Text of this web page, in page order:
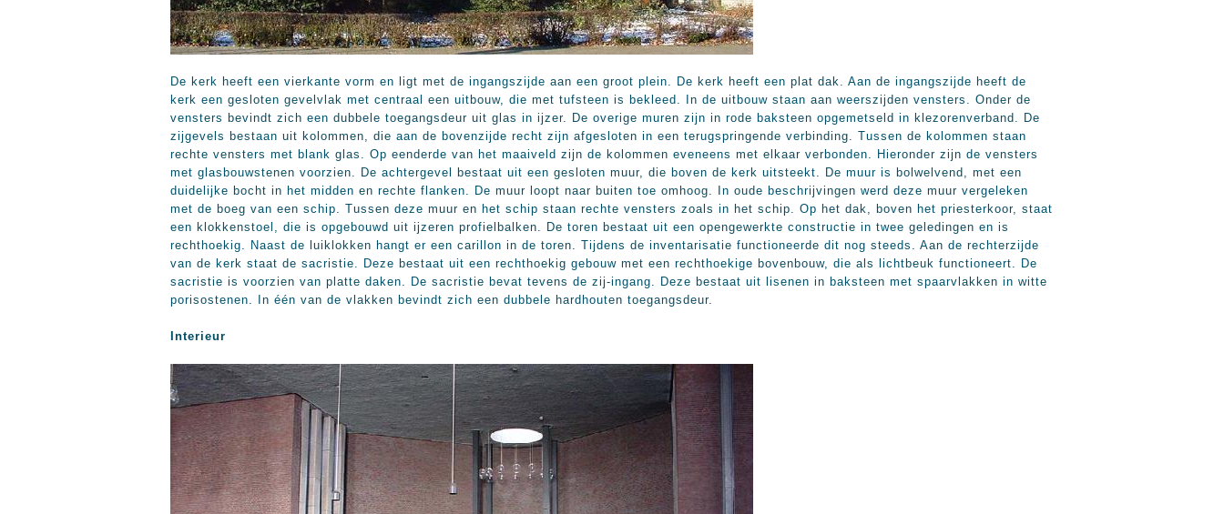
De kerk heeft een vierkante vorm en ligt met de ingangszijde aan een groot plein. De kerk heeft een plat dak. Aan de ingangszijde heeft de
kerk een gesloten gevelvlak met centraal een uitbouw, die met tufsteen is bekleed. In de uitbouw staan aan weerszijden vensters. Onder de
vensters bevindt zich een dubbele toegangsdeur uit glas in ijzer. De overige muren zijn in rode baksteen opgemetseld in klezorenverband. De
zijgevels bestaan uit kolommen, die aan de bovenzijde recht zijn afgesloten in een terugspringende verbinding. Tussen de kolommen staan
rechte vensters met blank glas. Op eenderde van het maaiveld zijn de kolommen eveneens met elkaar verbonden. Hieronder zijn de vensters
met glasbouwstenen voorzien. De achtergevel bestaat uit een gesloten muur, die boven de kerk uitsteekt. De muur is bolwelvend, met een
duidelijke bocht in het midden en rechte flanken. De muur loopt naar buiten toe omhoog. In oude beschrijvingen werd deze muur vergeleken
met de boeg van een schip. Tussen deze muur en het schip staan rechte vensters zoals in het schip. Op het dak, boven het priesterkoor, staat
een klokkenstoel, die is opgebouwd uit ijzeren profielbalken. De toren bestaat uit een opengewerkte constructie in twee geledingen en is
rechthoekig. Naast de luiklokken hangt er een carillon in de toren. Tijdens de inventarisatie functioneerde dit nog steeds. Aan de rechterzijde
van de kerk staat de sacristie. Deze bestaat uit een rechthoekig gebouw met een rechthoekige bovenbouw, die als lichtbeuk functioneert. De
sacristie is voorzien van platte daken. De sacristie bevat tevens de zij-ingang. Deze bestaat uit lisenen in baksteen met spaarvlakken in witte
porisostenen. In één van de vlakken bevindt zich een dubbele hardhouten toegangsdeur.
Interieur